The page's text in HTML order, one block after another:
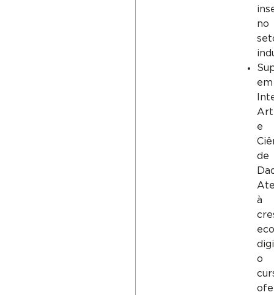
no
em
e
de
à
o